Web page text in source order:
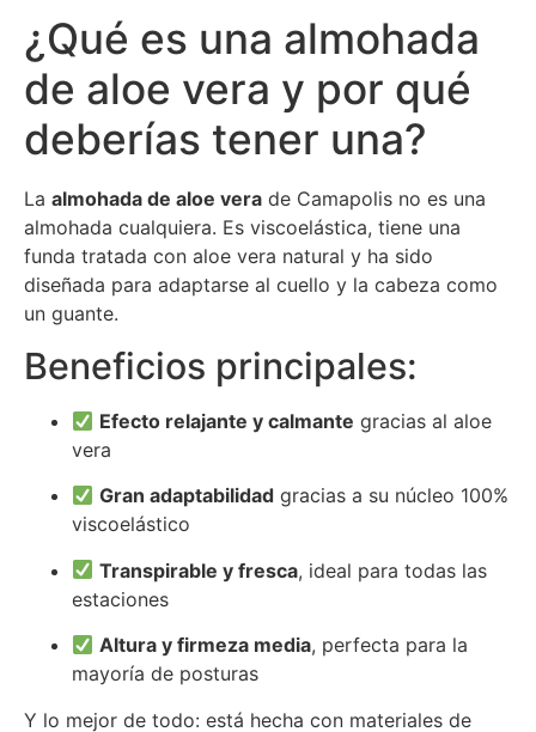
¿Qué es una almohada
de aloe vera y por qué
deberías tener una?
La almohada de aloe vera de Camapolis no es una
almohada cualquiera. Es viscoelástica, tiene una
funda tratada con aloe vera natural y ha sido
diseñada para adaptarse al cuello y la cabeza como
un guante.
Beneficios principales:
Efecto relajante y calmante gracias al aloe
vera
Gran adaptabilidad gracias a su núcleo 100%
viscoelástico
Transpirable y fresca, ideal para todas las
estaciones
Altura y firmeza media, perfecta para la
mayoría de posturas
Y lo mejor de todo: está hecha con materiales de